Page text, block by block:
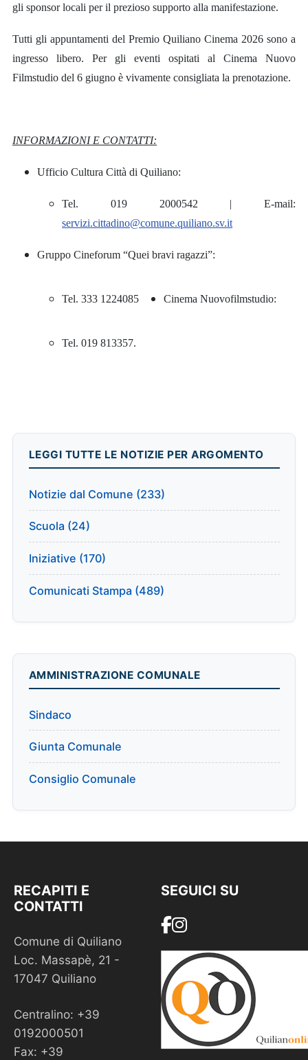
gli sponsor locali per il prezioso supporto alla manifestazione.
Tutti gli appuntamenti del Premio Quiliano Cinema 2026 sono a
ingresso libero. Per gli eventi ospitati al Cinema Nuovo
Filmstudio del 6 giugno è vivamente consigliata la prenotazione.
INFORMAZIONI E CONTATTI:
Ufficio Cultura Città di Quiliano:
Tel. 019 2000542 | E-mail:
servizi.cittadino@comune.quiliano.sv.it
Gruppo Cineforum “Quei bravi ragazzi”:
Tel. 333 1224085 Cinema Nuovofilmstudio:
Tel. 019 813357.
LEGGI TUTTE LE NOTIZIE PER ARGOMENTO
Notizie dal Comune (233)
Scuola (24)
Iniziative (170)
Comunicati Stampa (489)
AMMINISTRAZIONE COMUNALE
Sindaco
Giunta Comunale
Consiglio Comunale
RECAPITI E
CONTATTI
Comune di Quiliano
Loc. Massapè, 21 -
17047 Quiliano
Centralino: +39
0192000501
Fax: +39
SEGUICI SU